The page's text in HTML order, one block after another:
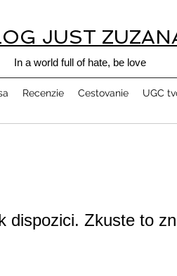
JUST
In a world full of hate, be love
Recenzie Cestovanie UGC
dispozici. Zkuste to